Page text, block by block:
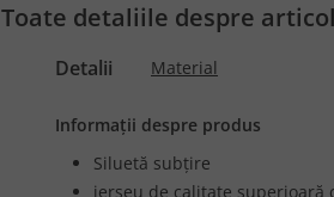
Toate detaliile despre articol
Detalii Material
Informații despre produs
Siluetă subțire
jerseu de calitate superioară